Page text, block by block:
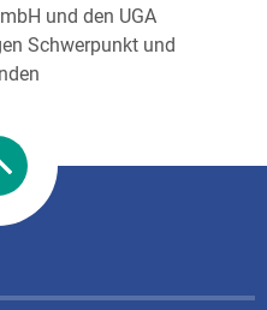
und den UGA
Schwerpunkt und